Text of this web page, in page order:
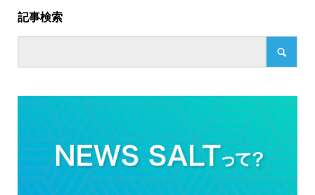
記事検索